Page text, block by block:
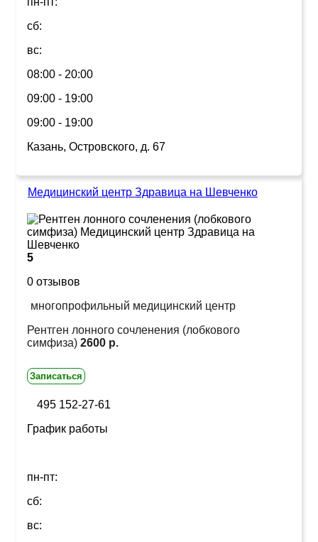
сб:
вс:
08:00 - 20:00
09:00 - 19:00
09:00 - 19:00
Казань, Островского, д. 67
Медицинский центр Здравица на Шевченко
5
0 отзывов
многопрофильный медицинский центр
Рентген лонного сочленения (лобкового
симфиза) 2600 р.
Записаться
495 152-27-61
График работы
пн-пт:
сб:
вс: